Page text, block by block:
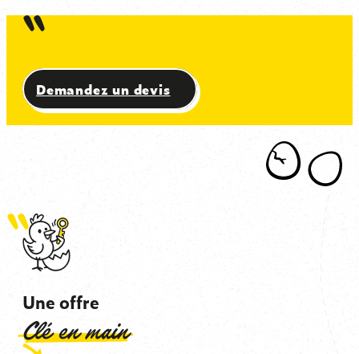
Demandez un devis
Une offre
Clé en main